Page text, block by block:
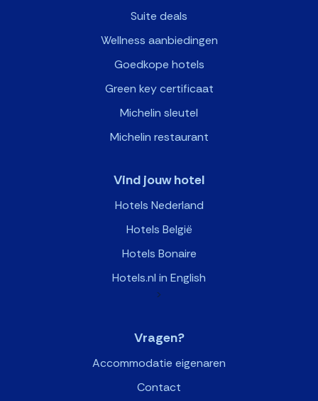
Suite deals
Wellness aanbiedingen
Goedkope hotels
Green key certificaat
Michelin sleutel
Michelin restaurant
Vind jouw hotel
Hotels Nederland
Hotels België
Hotels Bonaire
Hotels.nl in English
>
Vragen?
Accommodatie eigenaren
Contact